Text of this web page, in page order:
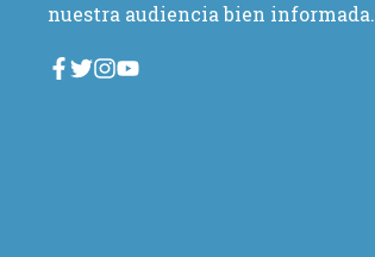
nuestra audiencia bien informada.